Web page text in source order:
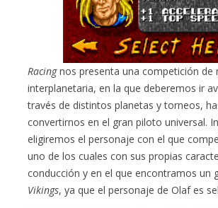
Racingnos presenta una competición de
interplanetaria, en la que deberemos ir
través de distintos planetas y torneos,
convertirnos en el gran piloto universal.
eligiremos el personaje con el que
uno de los cuales con sus propias
conducción y en el que encontramos un
Vikings, ya que el personaje de Olaf es